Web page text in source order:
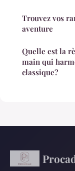
Trouvez vos
aventure
Quelle est la
main qui
classique?